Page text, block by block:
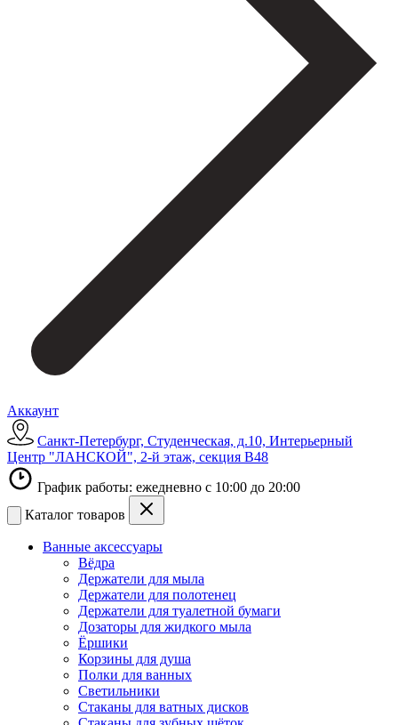
Аккаунт
Санкт-Петербург, Студенческая, д.10, Интерьерный
Центр "ЛАНСКОЙ", 2-й этаж, секция В48
График работы: ежедневно с 10:00 до 20:00
Каталог товаров
Ванные аксессуары
Вёдра
Держатели для мыла
Держатели для полотенец
Держатели для туалетной бумаги
Дозаторы для жидкого мыла
Ёршики
Корзины для душа
Полки для ванных
Светильники
Стаканы для ватных дисков